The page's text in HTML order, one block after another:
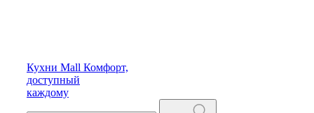
Кухни Mall Комфорт,
доступный
каждому